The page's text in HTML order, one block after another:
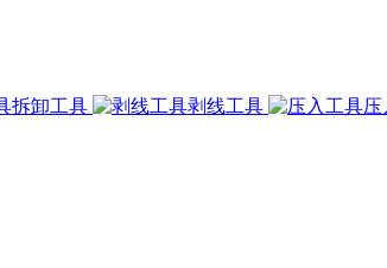
拆卸工具 剥线工具 压